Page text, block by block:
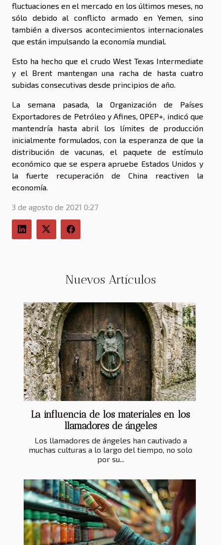
fluctuaciones en el mercado en los últimos meses, no
sólo debido al conflicto armado en Yemen, sino
también a diversos acontecimientos internacionales
que están impulsando la economía mundial.
Esto ha hecho que el crudo West Texas Intermediate
y el Brent mantengan una racha de hasta cuatro
subidas consecutivas desde principios de año.
La semana pasada, la Organización de Países
Exportadores de Petróleo y Afines, OPEP+, indicó que
mantendría hasta abril los límites de producción
inicialmente formulados, con la esperanza de que la
distribución de vacunas, el paquete de estímulo
económico que se espera apruebe Estados Unidos y
la fuerte recuperación de China reactiven la
economía.
3 de agosto de 2021 0:27
Nuevos Artículos
La influencia de los materiales en los
llamadores de ángeles
Los llamadores de ángeles han cautivado a
muchas culturas a lo largo del tiempo, no solo
por su...